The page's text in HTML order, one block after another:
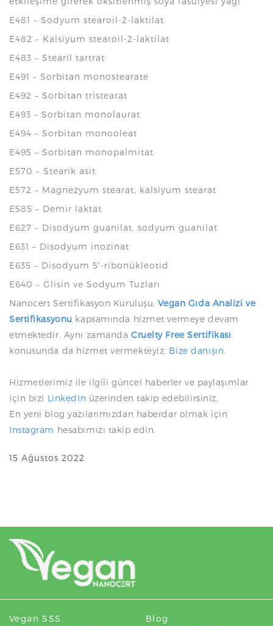
E481 – Sodyum stearoil-2-laktilat
E482 – Kalsiyum stearoil-2-laktilat
E483 – Stearil tartrat
E491 – Sorbitan monostearate
E492 – Sorbitan tristearat
E493 – Sorbitan monolaurat
E494 – Sorbitan monooleat
E495 – Sorbitan monopalmitat
E570 – Stearik asit
E572 – Magnezyum stearat, kalsiyum stearat
E585 – Demir laktat
E627 – Disodyum guanilat, sodyum guanilat
E631 – Disodyum inozinat
E635 – Disodyum 5′-ribonükleotid
E640 – Glisin ve Sodyum Tuzları
Nanocert Sertifikasyon Kuruluşu,Vegan Gıda Analizi ve
Sertifikasyonu kapsamında hizmet vermeye devam
etmektedir. Aynı zamanda Cruelty Free Sertifikası
konusunda da hizmet vermekteyiz. Bize danışın.
Hizmetlerimiz ile ilgili güncel haberler ve paylaşımlar
için bizi LinkedIn üzerinden takip edebilirsiniz.
En yeni blog yazılarımızdan haberdar olmak için
Instagram hesabımızı takip edin.
15 Ağustos 2022
Vegan SSS.
Blog